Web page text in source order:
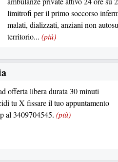
limitrofi per il primo soccorso
malati, dializzati, anziani non
territorio... (più)
offerta libera durata 30 minuti
tu X fissare il tuo appuntamento
al 3409704545. (più)